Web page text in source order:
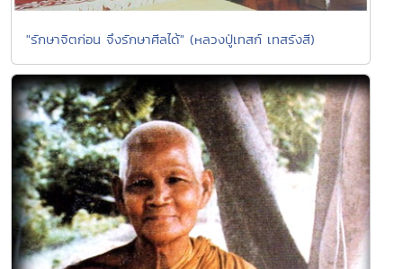
"รักษาจิตก่อน จึงรักษาศีลได้" (หลวงปู่เทสก์ เทสรังสี)